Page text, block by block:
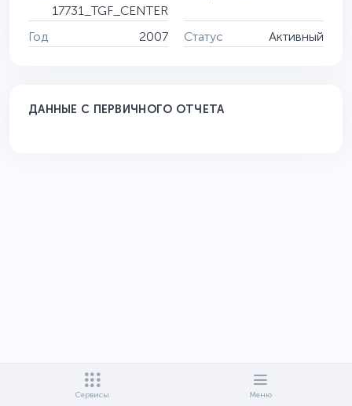
Сервисы Меню
17731_TGF_CENTER
Год 2007 Статус Активный
ДАННЫЕ С ПЕРВИЧНОГО ОТЧЕТА